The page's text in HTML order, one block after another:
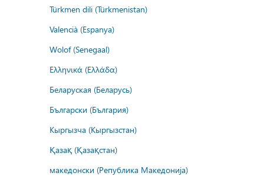
Türkmen dili (Türkmenistan)
Valencià (Espanya)
Wolof (Senegaal)
Ελληνικά (Ελλάδα)
Беларуская (Беларусь)
Български (България)
Кыргызча (Кыргызстан)
Қазақ (Қазақстан)
македонски (Република Македонија)